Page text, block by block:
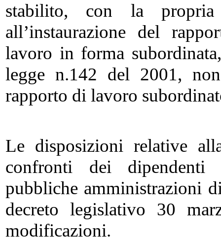
stabilito, con la propria
all’instaurazione del
lavoro in forma
legge n.142 del 2001,
rapporto di lavoro
Le disposizioni relative
confronti dei dipendenti
pubbliche amministrazioni
decreto legislativo 30
modificazioni.